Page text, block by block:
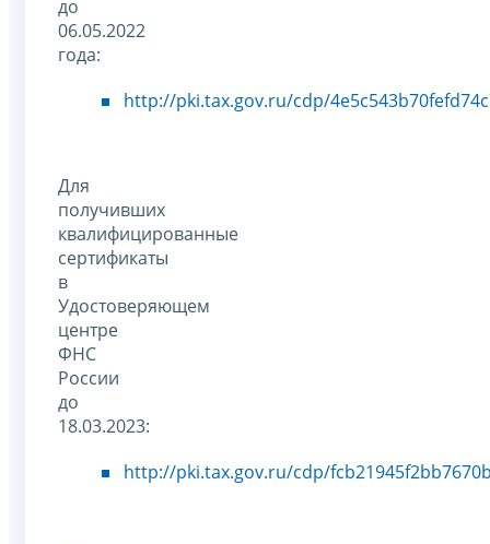
до
06.05.2022
года:
http://pki.tax.gov.ru/cdp/
Для
получивших
квалифицированные
сертификаты
в
Удостоверяющем
центре
ФНС
России
до
18.03.2023:
http://pki.tax.gov.ru/cdp/